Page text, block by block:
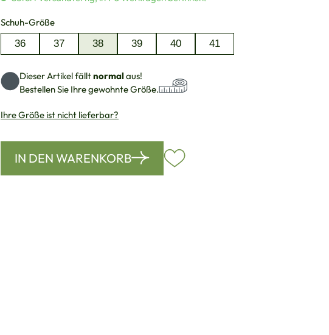
Schuh-Größeauswählen
36
37 38 39 40 41
Dieser Artikel fälltnormalaus!
Bestellen Sie Ihre gewohnte Größe.
Ihre Größe ist nicht lieferbar?
IN DEN WARENKORB